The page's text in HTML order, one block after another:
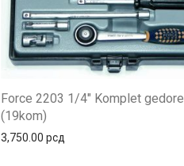
Force 2203 1/4″ Komplet gedore
(19kom)
3,750.00 рсд